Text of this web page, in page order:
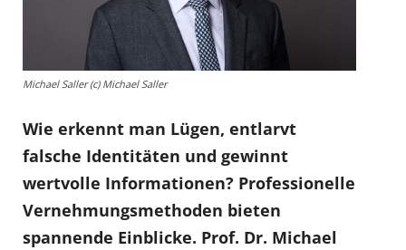
Michael Saller (c) Michael Saller
Wie erkennt man Lügen, entlarvt
falsche Identitäten und gewinnt
wertvolle Informationen? Professionelle
Vernehmungsmethoden bieten
spannende Einblicke. Prof. Dr. Michael